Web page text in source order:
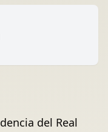
del Real